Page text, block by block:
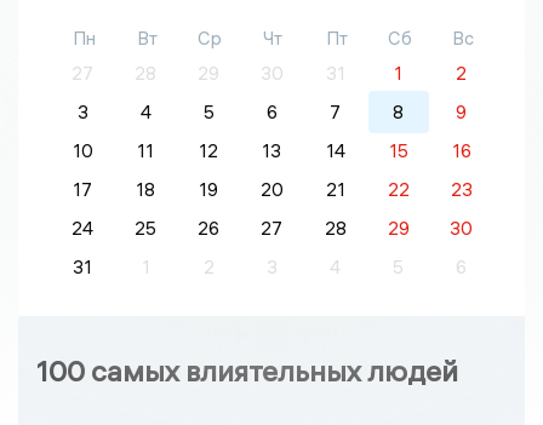
Пн Вт Ср Чт Пт Сб
Вс
27
28 29 30 31 1
2
3
4 5 6 7 8
9
10
11 12 13 14 15
16
17
18 19 20 21 22
23
24
25 26 27 28 29
30
31
1 2 3 4 5 6
100 самых влиятельных людей